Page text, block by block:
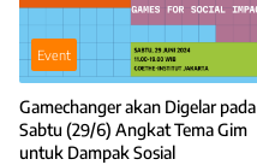
Event
Gamechanger akan Digelar pada
Sabtu (29/6) Angkat Tema Gim
untuk Dampak Sosial